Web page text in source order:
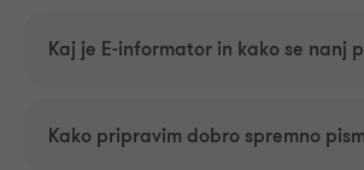
Kaj je E-informator in kako se nanj
Kako pripravim dobro spremno